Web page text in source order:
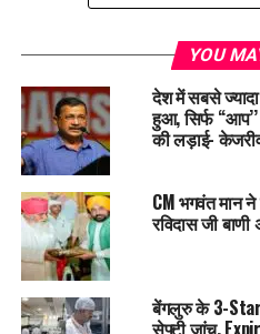
देते हैं, और इसका बड़ा कारण ट्रैफिक
अभियान का मकसद लोगों को सुरक्षित
इंस्पेक्टर दलजीत सिंह ने बताया कि
से ही सफल रहा है, और इस नए प्रयास
मिल रहा है। उनका मानना है कि ऐसे
जरिए सड़क सुरक्षा के प्रति जागरूकता
यह अभियान न केवल एक संदेश था
हुए उनकी आदतों को सुधारने का एक
YOU
देश में सबसे
हुआ, सिर्फ
की लड़ाई-
CM भगवंत मान
रविदास जी
बेंगलुरु के 3-
सेफ्टी जांच,